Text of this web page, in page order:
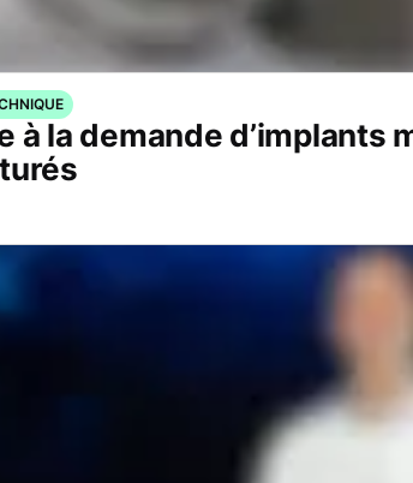
à la demande d’implants